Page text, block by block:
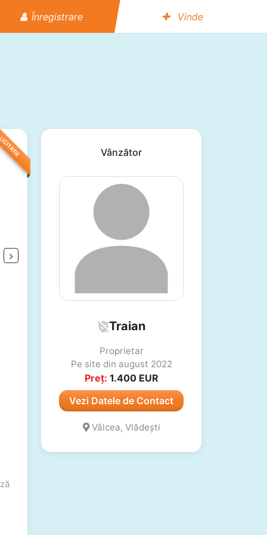
Înregistrare Vinde
Vânzător
Traian
Proprietar
Pe site din august 2022
Preț: 1.400 EUR
Vezi Datele de Contact
Vâlcea, Vlădești